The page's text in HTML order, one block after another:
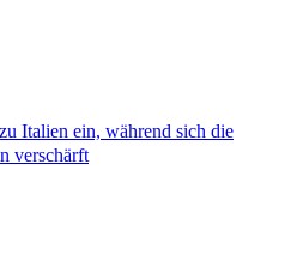
Italien ein, während sich die
verschärft